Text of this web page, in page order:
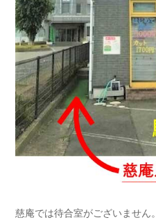
慈庵では待合室がございません。